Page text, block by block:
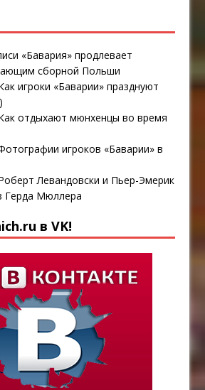
«Бавария» продлевает
сборной Польши
игроки «Баварии» празднуют
отдыхают мюнхенцы во время
игроков «Баварии» в
Левандовски и Пьер-Эмерик
Герда Мюллера
в VK!